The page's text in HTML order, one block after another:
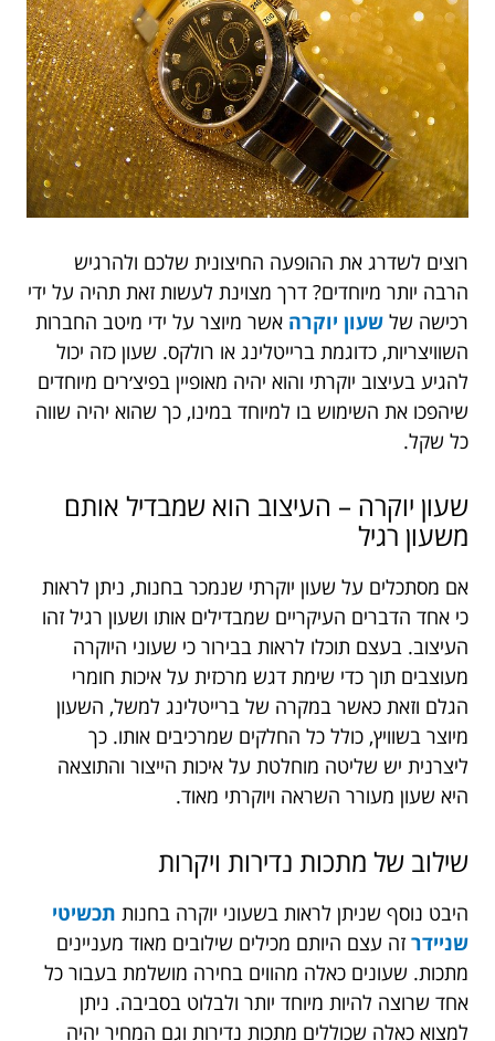
רוצים לשדרג את ההופעה החיצונית שלכם ולהרגיש
הרבה יותר מיוחדים? דרך מצוינת לעשות זאת תהיה על ידי
רכישה של שעון יוקרה אשר מיוצר על ידי מיטב החברות
השוויצריות, כדוגמת ברייטלינג או רולקס. שעון כזה יכול
להגיע בעיצוב יוקרתי והוא יהיה מאופיין בפיצ׳רים מיוחדים
שיהפכו את השימוש בו למיוחד במינו, כך שהוא יהיה שווה
כל שקל.
שעון יוקרה – העיצוב הוא שמבדיל אותם
משעון רגיל
אם מסתכלים על שעון יוקרתי שנמכר בחנות, ניתן לראות
כי אחד הדברים העיקריים שמבדילים אותו ושעון רגיל זהו
העיצוב. בעצם תוכלו לראות בבירור כי שעוני היוקרה
מעוצבים תוך כדי שימת דגש מרכזית על איכות חומרי
הגלם וזאת כאשר במקרה של ברייטלינג למשל, השעון
מיוצר בשוויץ, כולל כל החלקים שמרכיבים אותו. כך
ליצרנית יש שליטה מוחלטת על איכות הייצור והתוצאה
היא שעון מעורר השראה ויוקרתי מאוד.
שילוב של מתכות נדירות ויקרות
היבט נוסף שניתן לראות בשעוני יוקרה בחנות תכשיטי
שניידר זה עצם היותם מכילים שילובים מאוד מעניינים
מתכות. שעונים כאלה מהווים בחירה מושלמת בעבור כל
אחד שרוצה להיות מיוחד יותר ולבלוט בסביבה. ניתן
למצוא כאלה שכוללים מתכות נדירות וגם המחיר יהיה